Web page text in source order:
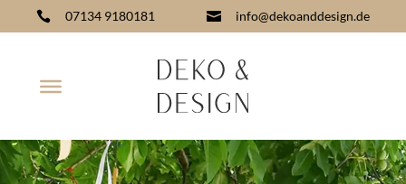
 07134 9180181  info@dekoanddesign.de